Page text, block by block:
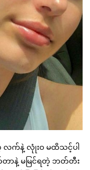
လက်နဲ့ လုုံးဝ မထိသင့်ပါ
နဲ့ မမြင်ရတဲ့ ဘတ်တီး